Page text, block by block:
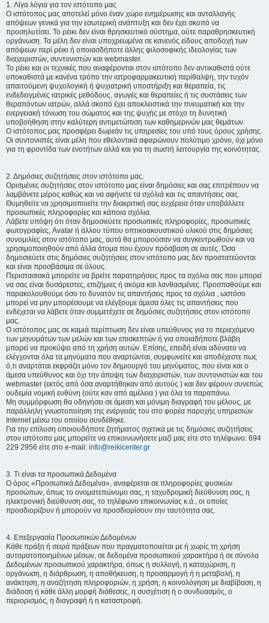
1. Λίγα λόγια για τον ιστότοπο μας
Ο ιστότοπος μας αποτελεί μόνο έναν χώρο ενημέρωσης και ανταλλαγής
απόψεων γενικά για την εσωτερική ανάπτυξη και δεν έχει σκοπό να
προσηλυτίσει. To ρέικι δεν είναι θρησκευτικό σύστημα, ούτε παραθρησκευτική
οργάνωση. Τα μέλη δεν είναι υποχρεωμένα σε κανενός είδους αποδοχή των
απόψεων περί ρέικι ή οποιασδήποτε άλλης φιλοσοφικής ιδεολογίας των
διαχειριστών, συντονιστών και webmaster.
Το ρέικι και οι τεχνικές που αναφέρονται στον ιστότοπο δεν αντικαθιστά ούτε
υποκαθιστά με κανένα τρόπο την ιατροφαρμακευτική περίθαλψη, την τυχόν
απαιτούμενη ψυχολογική ή ψυχιατρική υποστήριξη και θεραπεία, τις
ενδεδειγμένες ιατρικές μεθόδους, αγωγές και θεραπείες ή τις συστάσεις των
θεραπόντων ιατρών, αλλά σκοπό έχει αποκλειστικά την πνευματική και την
ενεργειακή τόνωση του σώματος και της ψυχής με στόχο τη δυνητική
υποβοήθηση στην καλύτερη αντιμετώπιση των καθημερινών μας θεμάτων.
Ο ιστότοπος μας προσφέρει δωρεάν τις υπηρεσίες του υπό τους όρους χρήσης.
Οι συντονιστές είναι μέλη που εθελοντικά αφιερώνουν πολύτιμο χρόνο, όχι μόνο
για τη φροντίδα των ενοτήτων αλλά και για τη σωστή λειτουργία της κοινότητας.
2. Δημόσιες συζητήσεις στον ιστότοπο μας.
Ορισμένες συζητήσεις στον ιστότοπο μας είναι δημόσιες και σας επιτρέπουν να
λαμβάνετε μέρος καθώς και να αφήνετε τα σχόλιά και τις απαντήσεις σας.
Θυμηθείτε να χρησιμοποιείτε την διακριτική σας ευχέρεια όταν υποβάλλετε
προσωπικές πληροφορίες και κάποια σχόλια.
Λάβετε υπόψη ότι όταν δημοσιεύετε προσωπικές πληροφορίες, προσωπικές
φωτογραφίες, Avatar ή άλλου τύπου οπτικοακουστικού υλικού στις δημόσιες
συνομιλίες στον ιστότοπο μας, αυτά θα μπορούσαν να συγκεντρωθούν και να
χρησιμοποιηθούν από άλλα άτομα που έχουν πρόσβαση σε αυτές. Όσα
δημοσιεύετε στις δημόσιες συζητήσεις στον ιστότοπο μας δεν προστατεύονται
και είναι προσβάσιμα σε όλους.
Περιστασιακά μπορείτε να βρείτε παρατηρήσεις προς τα σχόλια σας που μπορεί
να σας είναι δυσάρεστες, επιζήμιες ή ακόμα και λανθασμένες. Προσπαθούμε και
παρακολουθούμε όσο το δυνατόν τις απαντήσεις προς τα σχόλια , ωστόσο
μπορεί να μην μπορέσουμε να ελέγξουμε άμεσα όλες τις απαντήσεις που
ενδέχεται να λάβετε όταν συμμετέχετε σε δημόσιες συζητήσεις στον ιστότοπο
μας.
Ο ιστότοπος μας σε καμιά περίπτωση δεν είναι υπεύθυνος για το περιεχόμενο
των μηνυμάτων των μελών και των επισκεπτών ή για οποιαδήποτε βλάβη
μπορεί να προκύψει από τη χρήση αυτών. Επίσης, επειδή είναι αδύνατο να
ελέγχονται όλα τα μηνύματα που αναρτώνται, συμφωνείτε και αποδέχεστε πως
ό,τι αναρτάται εκφράζει μόνο τον δημιουργό του μηνύματος, που είναι και ο
άμεσα υπεύθυνος και όχι την άποψη των διαχειριστών, των συντονιστών και του
webmaster (εκτός από όσα αναρτήθηκαν από αυτούς ) και δεν φέρουν συνεπώς
ουδεμία νομική ευθύνη (ούτε καν από αμέλεια ) για όλα τα παραπάνω.
Μη συμμόρφωση θα οδηγήσει σε άμεση και μόνιμη διαγραφή του μέλους, με
παράλληλη γνωστοποίηση της ενέργειάς του στο φορέα παροχής υπηρεσιών
Internet μέσω του οποίου συνδέθηκε.
Για την επίλυση οποιουδήποτε ζητήματος σχετικά με τις δημόσιες συζητήσεις
στον ιστότοπο μας μπορείτε να επικοινωνήσετε μαζί μας είτε στο τηλέφωνο: 694
229 2956 είτε στο e-mail: info@reikicenter.gr
3. Τι είναι τα προσωπικά Δεδομένα
Ο όρος «Προσωπικά Δεδομένα», αναφέρεται σε πληροφορίες φυσικών
προσώπων, όπως το ονοματεπώνυμο σας, η ταχυδρομική διεύθυνση σας, η
ηλεκτρονική διεύθυνση σας, το τηλέφωνο επικοινωνίας κ.ά., οι οποίες
προσδιορίζουν ή μπορούν να προσδιορίσουν την ταυτότητα σας.
4. Επεξεργασία Προσωπικών Δεδομένων
Κάθε πράξη ή σειρά πράξεων που πραγματοποιείται με ή χωρίς τη χρήση
αυτοματοποιημένων μέσων, σε δεδομένα προσωπικού χαρακτήρα ή σε σύνολα
Δεδομένων προσωπικού χαρακτήρα, όπως η συλλογή, η καταχώριση, η
οργάνωση, η διάρθρωση, η αποθήκευση, η προσαρμογή ή η μεταβολή, η
ανάκτηση, η αναζήτηση πληροφοριών, η χρήση, η κοινολόγηση με διαβίβαση, η
διάδοση ή κάθε άλλη μορφή διάθεσης, η συσχέτιση ή ο συνδυασμός, ο
περιορισμός, η διαγραφή ή η καταστροφή.